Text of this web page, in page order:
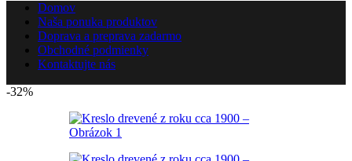
Domov
Naša ponuka produktov
Doprava a preprava zadarmo
Obchodné podmienky
Kontaktujte nás
-32%